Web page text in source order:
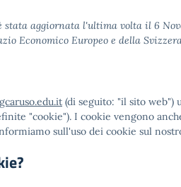
stata aggiornata l'ultima volta il 6
Economico Europeo e della
(di seguito: "il sito web")
"cookie"). I cookie vengono
sull'uso dei cookie sul